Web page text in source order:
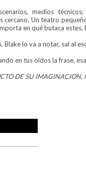
medios
cercano, Un teatro
en qué butaca estes,
lo va a notar, sal al
en tus oídos la frase,
DE SU IMAGINACION,